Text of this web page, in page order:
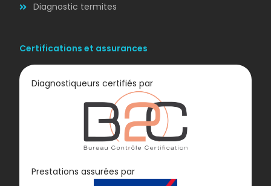
Diagnostic
Diagnostic termites
Certifications et assurances
Diagnostiqueurs certifiés par
Prestations assurées par